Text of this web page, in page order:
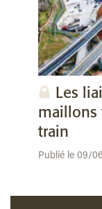
Les
maillons
train
Publié le 09/